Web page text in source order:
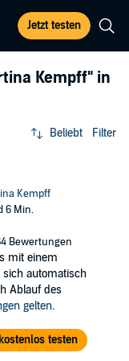
Jetzt testen
Kempff" in
Beliebt Filter
Kempff
6 Min.
Bewertungen
mit einem
sich automatisch
Ablauf des
gelten.
testen